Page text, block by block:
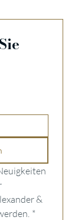
&
*